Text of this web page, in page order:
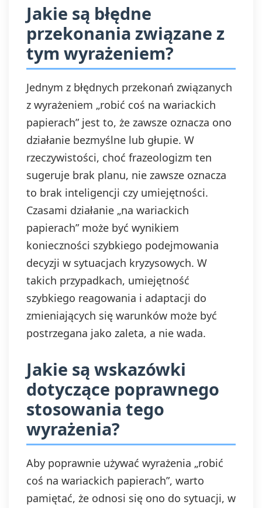
Jakie są błędne
przekonania związane z
tym wyrażeniem?
Jednym z błędnych przekonań związanych
z wyrażeniem „robić coś na wariackich
papierach” jest to, że zawsze oznacza ono
działanie bezmyślne lub głupie. W
rzeczywistości, choć frazeologizm ten
sugeruje brak planu, nie zawsze oznacza
to brak inteligencji czy umiejętności.
Czasami działanie „na wariackich
papierach” może być wynikiem
konieczności szybkiego podejmowania
decyzji w sytuacjach kryzysowych. W
takich przypadkach, umiejętność
szybkiego reagowania i adaptacji do
zmieniających się warunków może być
postrzegana jako zaleta, a nie wada.
Jakie są wskazówki
dotyczące poprawnego
stosowania tego
wyrażenia?
Aby poprawnie używać wyrażenia „robić
coś na wariackich papierach”, warto
pamiętać, że odnosi się ono do sytuacji, w